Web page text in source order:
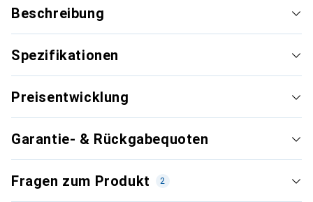
Beschreibung
Spezifikationen
Preisentwicklung
Garantie- & Rückgabequoten
Fragen zum Produkt 2